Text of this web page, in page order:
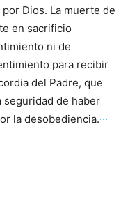
Dios. La muerte de
en sacrificio
ni de
para recibir
del Padre, que
seguridad de haber
la desobediencia.···